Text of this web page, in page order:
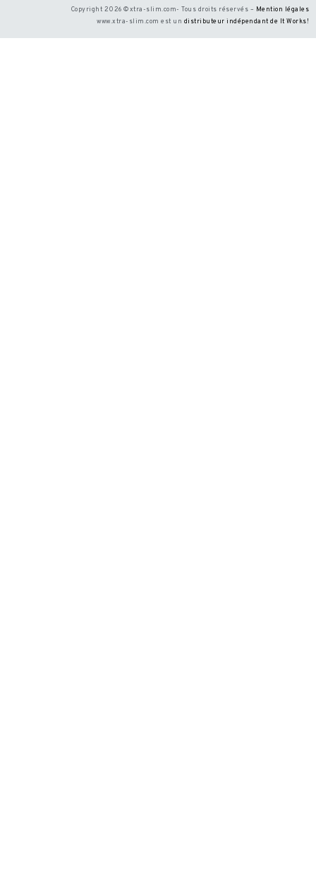
Copyright 2026 ©xtra-slim.com- Tous droits réservés – Mention légales
www.xtra-slim.com est un distributeur indépendant de It Works!